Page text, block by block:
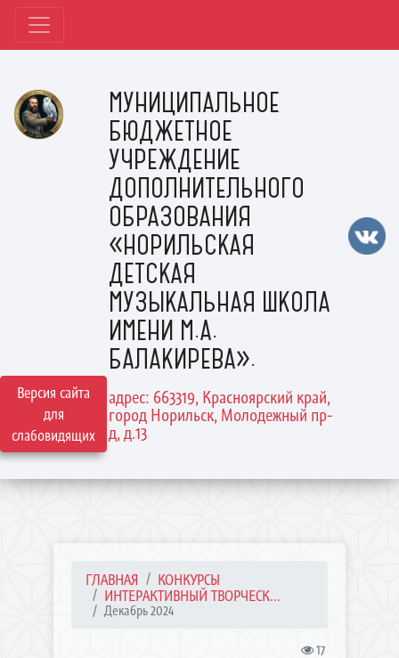
Версия сайта
для
слабовидящих
МУНИЦИПАЛЬНОЕ
БЮДЖЕТНОЕ
УЧРЕЖДЕНИЕ
ДОПОЛНИТЕЛЬНОГО
ОБРАЗОВАНИЯ
«НОРИЛЬСКАЯ
ДЕТСКАЯ
МУЗЫКАЛЬНАЯ ШКОЛА
ИМЕНИ М.А.
БАЛАКИРЕВА».
адрес: 663319, Красноярский край,
город Норильск, Молодежный пр-
д, д.13
ГЛАВНАЯ
КОНКУРСЫ
ИНТЕРАКТИВНЫЙ ТВОРЧЕСК...
Декабрь 2024
17